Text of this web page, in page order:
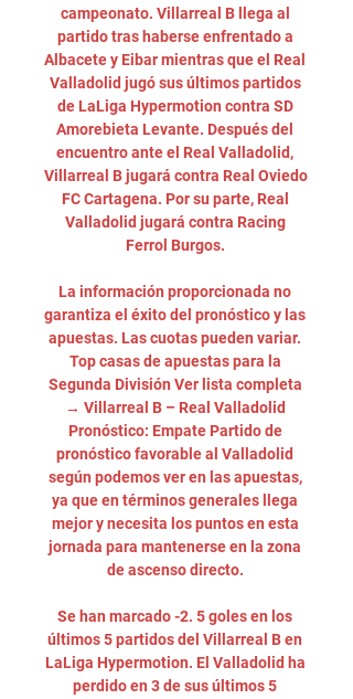
campeonato. Villarreal B llega al
partido tras haberse enfrentado a
Albacete y Eibar mientras que el Real
Valladolid jugó sus últimos partidos
de LaLiga Hypermotion contra SD
Amorebieta Levante. Después del
encuentro ante el Real Valladolid,
Villarreal B jugará contra Real Oviedo
FC Cartagena. Por su parte, Real
Valladolid jugará contra Racing
Ferrol Burgos.
La información proporcionada no
garantiza el éxito del pronóstico y las
apuestas. Las cuotas pueden variar.
Top casas de apuestas para la
Segunda División Ver lista completa
→ Villarreal B – Real Valladolid
Pronóstico: Empate Partido de
pronóstico favorable al Valladolid
según podemos ver en las apuestas,
ya que en términos generales llega
mejor y necesita los puntos en esta
jornada para mantenerse en la zona
de ascenso directo.
Se han marcado -2. 5 goles en los
últimos 5 partidos del Villarreal B en
LaLiga Hypermotion. El Valladolid ha
perdido en 3 de sus últimos 5